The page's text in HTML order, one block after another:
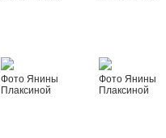
Фото Янины
Плаксиной
Фото Янины
Плаксиной